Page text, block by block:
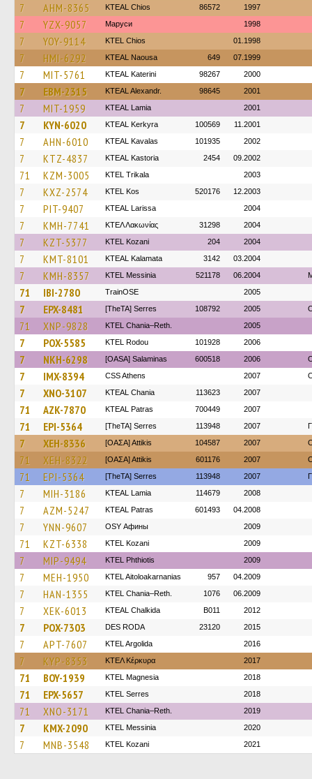
7 AHM-8365 KTEAL Chios 86572 1997
7 YZX-9057 Маруси 1998
7 YOY-9114 KTEL Chios 01.1998
7 HMI-6292 KTEAL Naousa 649 07.1999
7 MIT-5761 KTEAL Katerini 98267 2000
7 EBM-2315 KTEAL Alexandr. 98645 2001
7 MIT-1959 KTEAL Lamia 2001
7 KYN-6020 KTEAL Kerkyra 100569 11.2001
7 AHN-6010 KTEAL Kavalas 101935 2002
7 KTZ-4837 KTEAL Kastoria 2454 09.2002
71 KZM-3005 ΚΤΕL Τrikala 2003
7 KXZ-2574 KTEL Kos 520176 12.2003
7 PIT-9407 KTEAL Larissa 2004
7 KMH-7741 ΚΤΕΛ Λακωνίας 31298 2004
7 KZT-5377 ΚΤΕL Kozani 204 2004
7 KMT-8101 KTEAL Kalamata 3142 03.2004
7 KMH-8357 KTEL Messinia 521178 06.2004
71 IBI-2780 TrainΟSE 2005
7 EPX-8481 [TheTA] Serres 108792 2005
71 XNP-9828 KTEL Chania–Reth. 2005
7 POX-5585 ΚΤΕL Rodou 101928 2006
7 NKH-6298 [OASA] Salaminas 600518 2006
7 IMX-8394 CSS Athens 2007
7 XNO-3107 KTEAL Chania 113623 2007
71 AZK-7870 KTEAL Patras 700449 2007
71 EPI-5364 [TheTA] Serres 113948 2007
7 XEH-8336 [ΟΑΣΑ] Αttikis 104587 2007
71 XEH-8322 [ΟΑΣΑ] Αttikis 601176 2007
71 EPI-5364 [TheTA] Serres 113948 2007
7 MIH-3186 KTEAL Lamia 114679 2008
7 AZM-5247 KTEAL Patras 601493 04.2008
7 YNN-9607 OSY Афины 2009
71 KZT-6338 ΚΤΕL Kozani 2009
7 MIP-9494 ΚΤΕL Phthiotis 2009
7 MEH-1950 KTEL Aitoloakarnanias 957 04.2009
7 HAN-1355 KTEL Chania–Reth. 1076 06.2009
7 XEK-6013 KTEAL Chalkida B011 2012
7 POX-7303 DES RODA 23120 2015
7 APT-7607 KTEL Argolida 2016
7 KYP-8353 ΚΤΕΛ Κέρκυρα 2017
71 BOY-1939 ΚΤΕL Magnesia 2018
71 EPX-5657 KTEL Serres 2018
71 XNO-3171 KTEL Chania–Reth. 2019
7 KMX-2090 KTEL Messinia 2020
7 MNB-3548 ΚΤΕL Kozani 2021